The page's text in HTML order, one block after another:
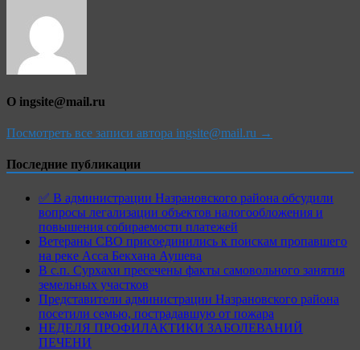
О ingsite@mail.ru
Посмотреть все записи автора ingsite@mail.ru →
Последние публикации
✅ В администрации Назрановского района обсудили
вопросы легализации объектов налогообложения и
повышения собираемости платежей
Ветераны СВО присоединились к поискам пропавшего
на реке Асса Бекхана Аушева
В с.п. Сурхахи пресечены факты самовольного занятия
земельных участков
Представители администрации Назрановского района
посетили семью, пострадавшую от пожара
НЕДЕЛЯ ПРОФИЛАКТИКИ ЗАБОЛЕВАНИЙ
ПЕЧЕНИ